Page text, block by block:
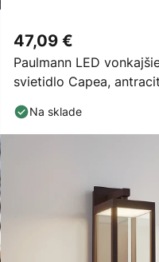
Paulmann LED
svietidlo Capea,
IP44
47,09 €
Na sklade